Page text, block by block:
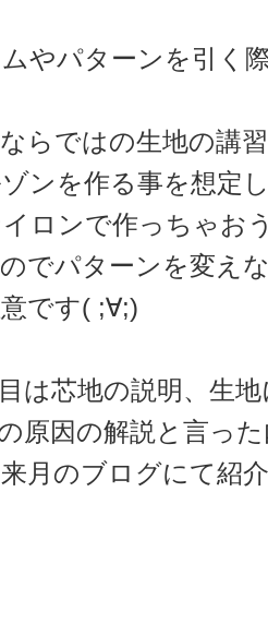
やパターンを引く
らではの生地の講
ンを作る事を想定
ロンで作っちゃお
でパターンを変え
です( ;∀;)
は芯地の説明、生
原因の解説と言っ
月のブログにて紹